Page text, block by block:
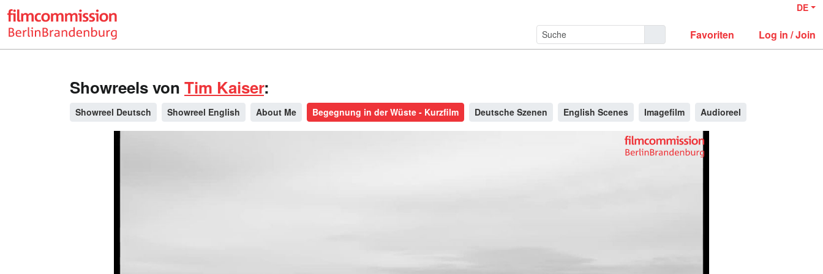
DE
Favoriten Log in / Join
Showreels von Tim Kaiser:
Showreel Deutsch Showreel English About Me Begegnung in der Wüste - Kurzfilm Deutsche Szenen English Scenes Imagefilm Audioreel